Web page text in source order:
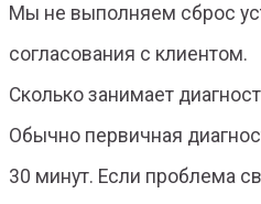
Мы не выполняем сброс
согласования с клиентом.
Сколько занимает
Обычно первичная
30 минут. Если проблема